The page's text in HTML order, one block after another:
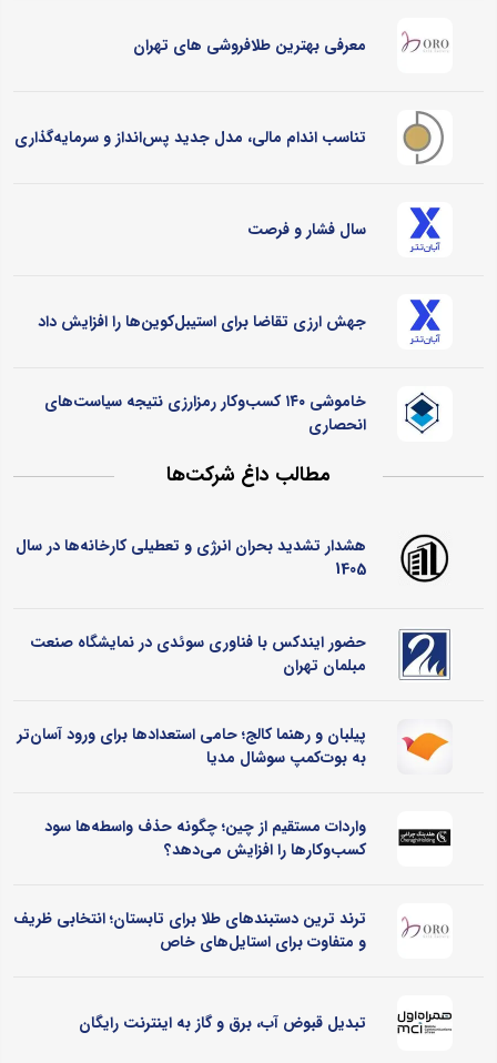
معرفی بهترین طلافروشی های تهران
تناسب اندام مالی، مدل جدید پس‌انداز و سرمایه‌گذاری
سال فشار و فرصت
جهش ارزی تقاضا برای استیبل‌کوین‌ها را افزایش داد
خاموشی ۱۴۰ کسب‌وکار رمزارزی نتیجه سیاست‌های
انحصاری
مطالب داغ شرکت‌ها
هشدار تشدید بحران انرژی و تعطیلی کارخانه‌ها در سال
1405
حضور ایندکس با فناوری سوئدی در نمایشگاه صنعت
مبلمان تهران
پیلبان و رهنما کالج؛ حامی استعدادها برای ورود آسان‌تر
به بوت‌کمپ سوشال مدیا
واردات مستقیم از چین؛ چگونه حذف واسطه‌ها سود
کسب‌وکارها را افزایش می‌دهد؟
ترند ترین دستبندهای طلا برای تابستان؛ انتخابی ظریف
و متفاوت برای استایل‌های خاص
تبدیل قبوض آب، برق و گاز به اینترنت رایگان